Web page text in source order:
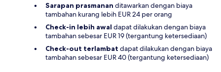
Sarapan prasmanan ditawarkan dengan biaya
tambahan kurang lebih EUR 24 per orang
Check-in lebih awal dapat dilakukan dengan biaya
tambahan sebesar EUR 19 (tergantung ketersediaan)
Check-out terlambat dapat dilakukan dengan biaya
tambahan sebesar EUR 40 (tergantung ketersediaan)